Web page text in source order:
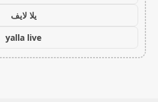
يلا لايف
yalla live